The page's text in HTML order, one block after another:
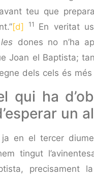
teu que
[d] 11 En veritat
les dones no n’ha
Joan el Baptista;
dels cels és
qui ha
un
en el tercer
tingut
precisament